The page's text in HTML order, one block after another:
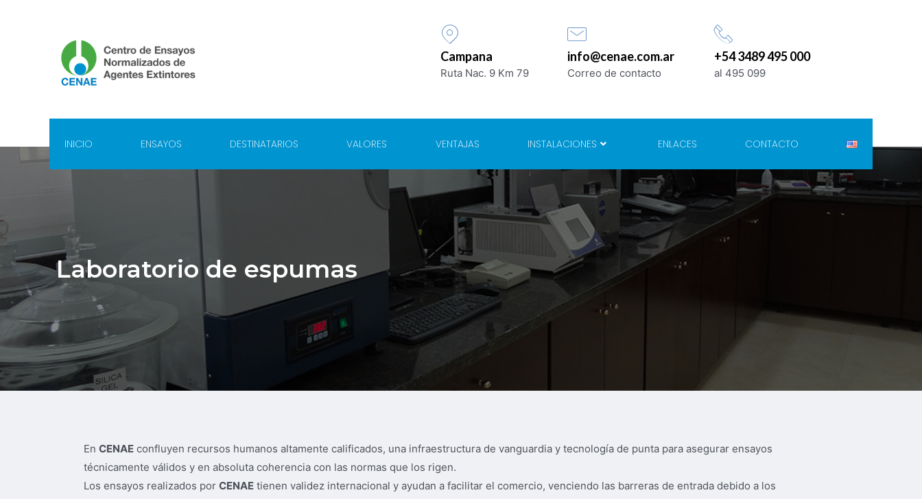
Campana
Ruta Nac. 9 Km 79
info@cenae.com.ar
Correo de contacto
+54 3489 495 000
al 495 099
INICIO ENSAYOS DESTINATARIOS VALORES VENTAJAS INSTALACIONES ENLACES CONTACTO
Laboratorio de espumas
En CENAE confluyen recursos humanos altamente calificados, una infraestructura de vanguardia y tecnología de punta para asegurar ensayos
técnicamente válidos y en absoluta coherencia con las normas que los rigen.
Los ensayos realizados por CENAE tienen validez internacional y ayudan a facilitar el comercio, venciendo las barreras de entrada debido a los